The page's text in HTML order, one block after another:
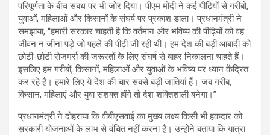
परिपूर्णता के बीच संबंध पर भी जोर दिया। पीएम मोदी ने कई पीढ़ियों से गरीबों,
युवाओं, महिलाओं और किसानों के संघर्ष पर प्रकाश डाला। प्रधानमंत्री ने
समझाया, “हमारी सरकार चाहती है कि वर्तमान और भविष्य की पीढ़ियों को वह
जीवन न जीना पड़े जो पहले की पीढ़ी जी रही थी। हम देश की बड़ी आबादी को
छोटी-छोटी रोजमर्रा की जरूरतों के लिए संघर्ष से बाहर निकालना चाहते हैं।
इसलिए हम गरीबों, किसानों, महिलाओं और युवाओं के भविष्य पर ध्यान केंद्रित
कर रहे हैं। हमारे लिए ये देश की चार सबसे बड़ी जातियां हैं। जब गरीब,
किसान, महिलाएं और युवा सशक्त होंगे तो देश शक्तिशाली बनेगा।”
प्रधानमंत्री ने दोहराया कि वीबीएसवाई का मुख्य लक्ष्य किसी भी हकदार को
सरकारी योजनाओं के लाभ से वंचित नहीं करना है। उन्होंने बताया कि यात्रा